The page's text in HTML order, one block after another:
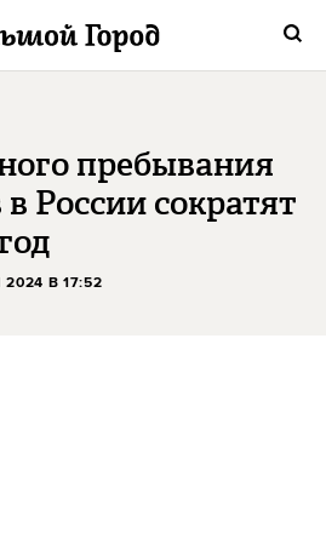
пребывания
России сократят
В 17:52